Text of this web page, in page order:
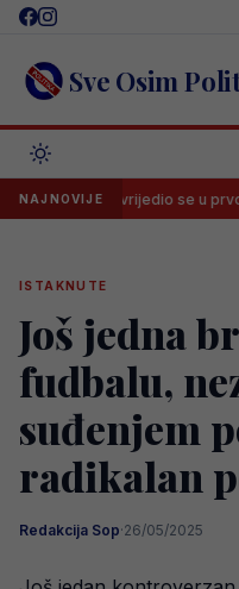
Skip
content Sve Osim
NAJNOVIJE
povrijedio se u prvoj rundi
ISTAKNUTE
Još jedna
fudbalu,
suđenjem
radikalan
Redakcija Sop·26/05/2025